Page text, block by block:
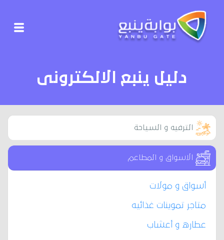
دليل ينبع الالكترونى
الترفيه و السياحة
الاسواق و المطاعم
أسواق و مولات
متاجر تموينات غذائيه
عطاره و أعشاب